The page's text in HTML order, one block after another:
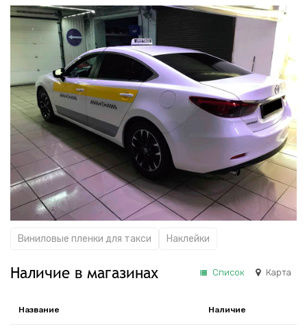
Виниловые пленки для такси Наклейки
Наличие в магазинах Список Карта
Название Наличие